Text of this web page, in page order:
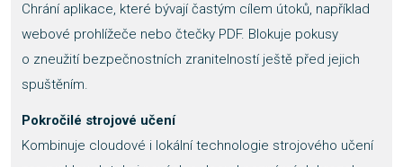
Chrání aplikace, které bývají častým cílem útoků, například
webové prohlížeče nebo čtečky PDF. Blokuje pokusy
o zneužití bezpečnostních zranitelností ještě před jejich
spuštěním.
Pokročilé strojové učení
Kombinuje cloudové i lokální technologie strojového učení